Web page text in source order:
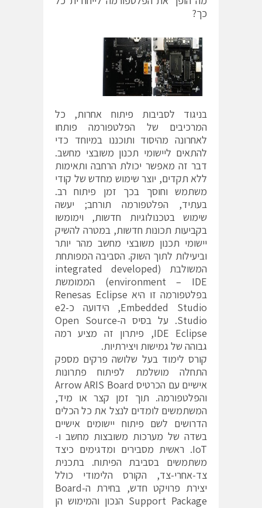
כך?
בניגוד לסביבות פיתוח אחרות, כל
המרכיבים של הפלטפורמה פותחו
לאחרונה מהיסוד ותוכננו במיוחד כדי
להתאים ליישומי תכנון משובצי מחשב.
דבר זה מאפשר יכולת הרחבה ותאימות
ללא תקדים, יוצר שימוש מחדש של קודי
משתמש וחוסך בכך זמן פיתוח רב.
בעתיד, הפלטפורמה תורחב; יעשה
שימוש בטכנולוגיות חדשות, וימומשו
בקביעות תכונות חדשות, במטרה להשיק
יישומי תכנון משובצי מחשב מהר יותר
וביעילות לתוך השוק. הסביבה המפותחת
המשולבת (integrated developed
environment – IDE) הממומשת
בפלטפורמה זו היא Renesas Eclipse
Embedded Studio, הידועה כ-e2
Studio. על בסיס ה-Open Source
IDE Eclipse, פיתרון זה מציע רמה
גבוהה של גמישות ויצירתיות.
קורס לימוד בעל שלושה פרקים מספק
התחלה מושלמת לפיתוח פתרונות
אישיים עם הכרטיס Arrow ARIS Board
והפלטפורמה. תוך זמן קצר או מיד,
המשתמשים לומדים לנצל את כל הכלים
הדרושים לשם פיתוח יישומים אישיים
בשדה של מערכות משובצות מחשב ו-
IoT. ראשית מסבירים ומדגימים כיצד
משתמשים בסביבת הפיתוח. בתכנית
צד-אחרי-צד, הקורס הלימודי כולל
יצירת פרויקט חדש, בחירת ה-Board
Support Package הנכון והמימוש הן